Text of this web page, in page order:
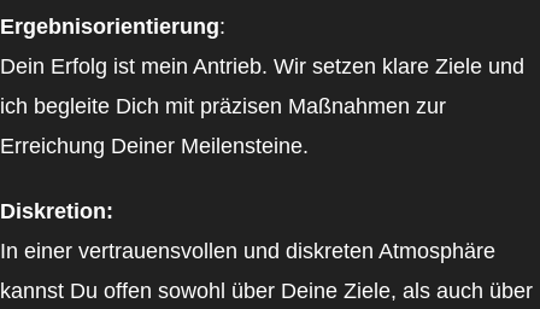
Ergebnisorientierung:
Dein Erfolg ist mein Antrieb. Wir setzen klare Ziele und
ich begleite Dich mit präzisen Maßnahmen zur
Erreichung Deiner Meilensteine.
Diskretion:
In einer vertrauensvollen und diskreten Atmosphäre
kannst Du offen sowohl über Deine Ziele, als auch über